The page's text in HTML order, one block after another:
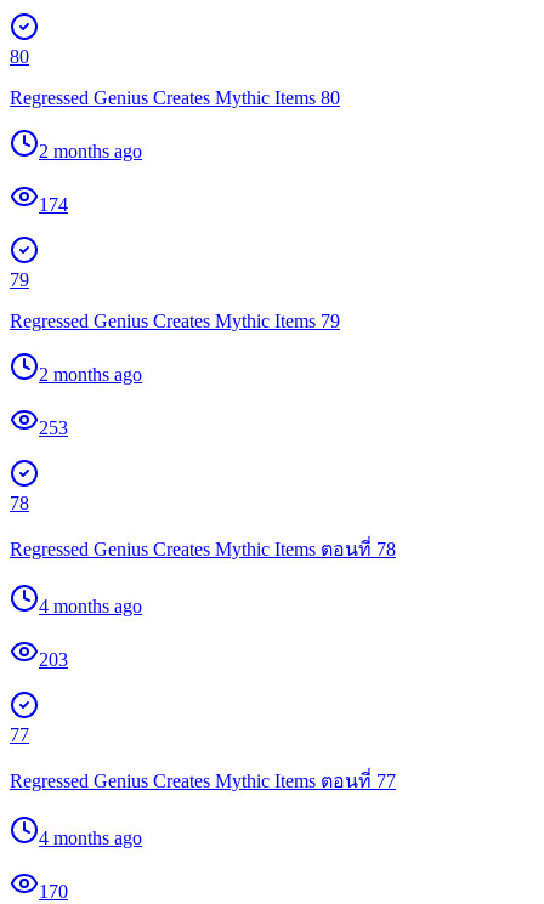
80
Regressed Genius Creates Mythic Items 80
2 months ago
174
79
Regressed Genius Creates Mythic Items 79
2 months ago
253
78
Regressed Genius Creates Mythic Items ตอนที่ 78
4 months ago
203
77
Regressed Genius Creates Mythic Items ตอนที่ 77
4 months ago
170